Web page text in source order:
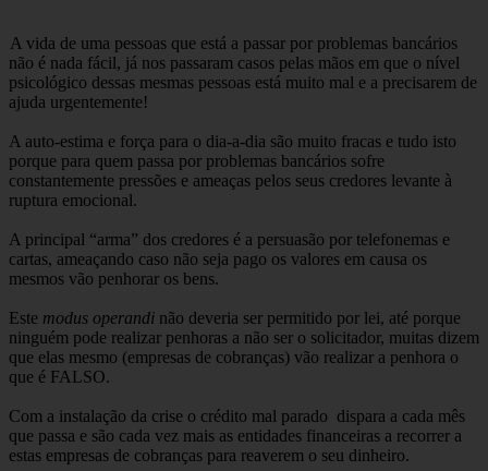
A vida de uma pessoas que está a passar por problemas bancários
não é nada fácil, já nos passaram casos pelas mãos em que o nível
psicológico dessas mesmas pessoas está muito mal e a precisarem de
ajuda urgentemente!
A auto-estima e força para o dia-a-dia são muito fracas e tudo isto
porque para quem passa por problemas bancários sofre
constantemente pressões e ameaças pelos seus credores levante à
ruptura emocional.
A principal “arma” dos credores é a persuasão por telefonemas e
cartas, ameaçando caso não seja pago os valores em causa os
mesmos vão penhorar os bens.
Este modus operandi não deveria ser permitido por lei, até porque
ninguém pode realizar penhoras a não ser o solicitador, muitas dizem
que elas mesmo (empresas de cobranças) vão realizar a penhora o
que é FALSO.
Com a instalação da crise o crédito mal parado dispara a cada mês
que passa e são cada vez mais as entidades financeiras a recorrer a
estas empresas de cobranças para reaverem o seu dinheiro.